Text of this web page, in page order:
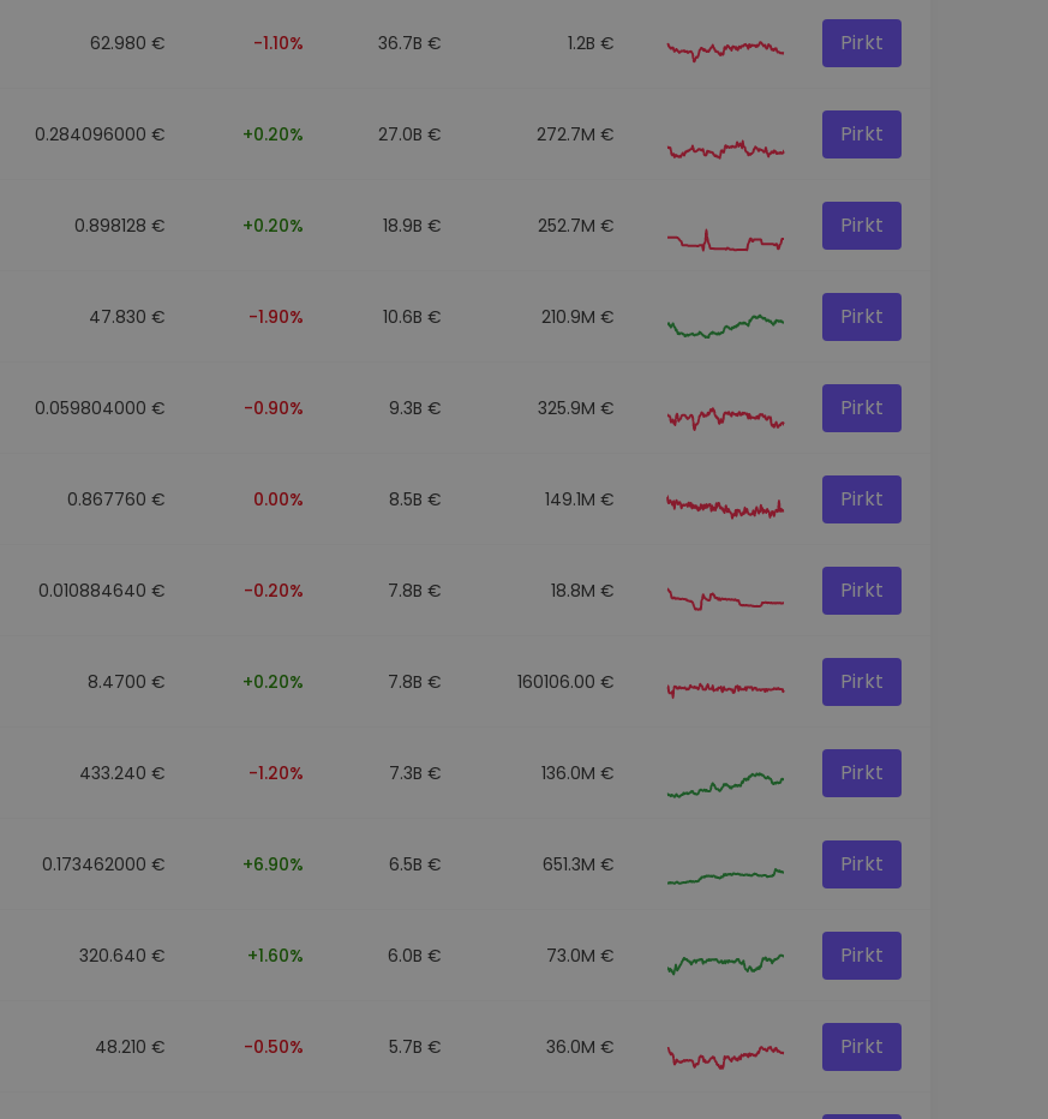
62.980 € -1.10% 36.7B € 1.2B € Pirkt
0.284096000 € +0.20% 27.0B € 272.7M € Pirkt
0.898128 € +0.20% 18.9B € 252.7M € Pirkt
47.830 € -1.90% 10.6B € 210.9M € Pirkt
0.059804000 € -0.90% 9.3B € 325.9M € Pirkt
0.867760 € 0.00% 8.5B € 149.1M € Pirkt
0.010884640 € -0.20% 7.8B € 18.8M € Pirkt
8.4700 € +0.20% 7.8B € 160106.00 € Pirkt
433.240 € -1.20% 7.3B € 136.0M € Pirkt
0.173462000 € +6.90% 6.5B € 651.3M € Pirkt
320.640 € +1.60% 6.0B € 73.0M € Pirkt
48.210 € -0.50% 5.7B € 36.0M € Pirkt